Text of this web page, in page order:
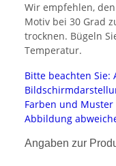
Wir empfehlen,
Motiv bei 30 Grad
trocknen. Bügeln
Temperatur.
Bitte beachten
Farben und
Abbildung
Angaben zur